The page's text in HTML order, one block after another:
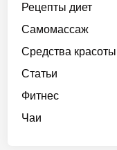
Рецепты диет
Самомассаж
Средства
Статьи
Фитнес
Чаи